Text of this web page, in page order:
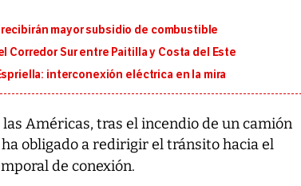
mayor subsidio de combustible
Corredor Sur entre Paitilla y Costa del Este
interconexión eléctrica en la mira
Américas, tras el incendio de un camión
obligado a redirigir el tránsito hacia el
de conexión.